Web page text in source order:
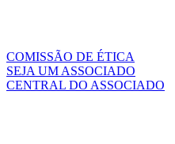
COMISSÃO DE ÉTICA
SEJA UM ASSOCIADO
CENTRAL DO ASSOCIADO